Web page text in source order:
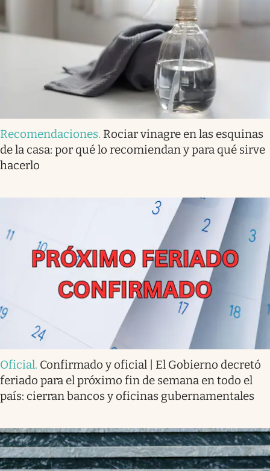
Recomendaciones. Rociar vinagre en las esquinas
de la casa: por qué lo recomiendan y para qué sirve
hacerlo
Oficial. Confirmado y oficial | El Gobierno decretó
feriado para el próximo fin de semana en todo el
país: cierran bancos y oficinas gubernamentales